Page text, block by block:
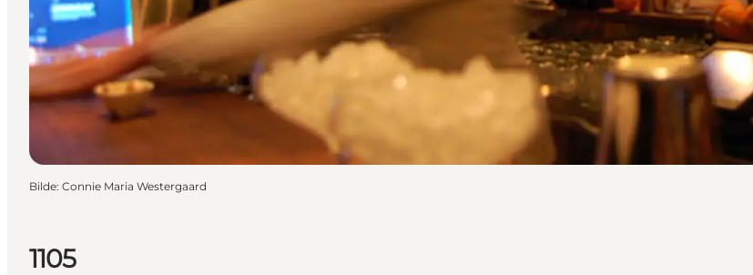
1105
Bilde: Connie Maria Westergaard